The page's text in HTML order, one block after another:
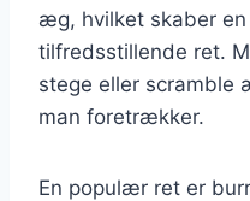
æg, hvilket skaber
tilfredsstillende ret.
stege eller scramble
man foretrækker.
En populær ret er